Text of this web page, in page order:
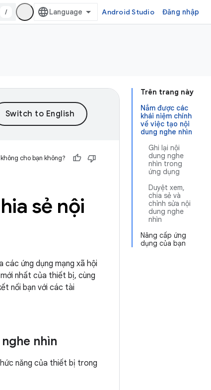
/ Android Studio Đăng nhập
Trên trang này
Nắm được các
khái niệm chính
về việc tạo nội
dung nghe nhìn
Ghi lại nội
dung nghe
nhìn trong
ứng dụng
Duyệt xem,
chia sẻ và
chỉnh sửa nội
dung nghe
nhìn
Nâng cấp ứng
dụng của bạn
cho bạn không?
sẻ nội
các ứng dụng mạng xã hội
nhất của thiết bị, cùng
nối bạn với các tài
nhìn
năng của thiết bị trong